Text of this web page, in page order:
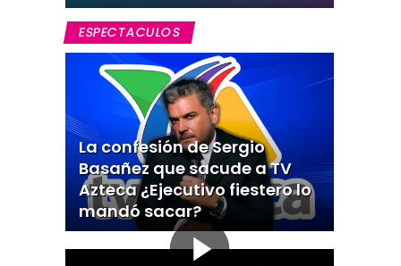
ESPECTACULOS
La confesión de Sergio
Basañez que sacude a TV
Azteca ¿Ejecutivo fiestero lo
mandó sacar?